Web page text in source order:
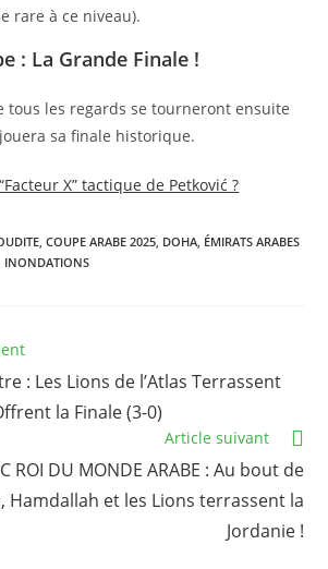
rare à ce niveau).
: La Grande Finale !
tous les regards se tourneront ensuite
sa finale historique.
X” tactique de Petković ?
, COUPE ARABE 2025, DOHA, ÉMIRATS ARABES
INONDATIONS
: Les Lions de l’Atlas Terrassent
la Finale (3-0)
Article suivant
ROI DU MONDE ARABE : Au bout de
Hamdallah et les Lions terrassent la
Jordanie !